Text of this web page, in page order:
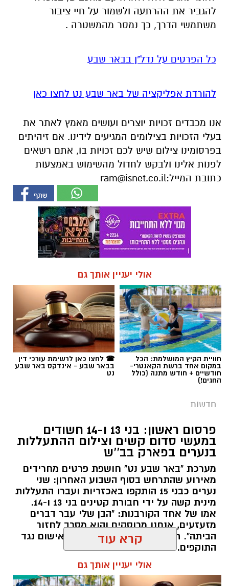
להגביר את ההרתעה ולשמור על חיי ציבור
משתמשי הדרך, כך נמסר מהמשטרה .
כל הפרטים על נדל"ן בבאר שבע
להורדת אפליקציה של באר שבע נט לחצו כאן
אנו מכבדים זכויות יוצרים ועושים מאמץ לאתר את
בעלי הזכויות בצילומים המגיעים לידינו. אם זיהיתים
בפרסומינו צילום שיש לכם זכויות בו, אתם רשאים
לפנות אלינו ולבקש לחדול מהשימוש באמצעות
כתובת המייל:ram@isnet.co.il
אולי יעניין אותך גם
חוויית הקיץ המושלמת: הכל
במקום אחד ברשת הקאנטרי-
חודשיים + חודש מתנה (כולל
החגים!)
☎ לחצו כאן לרשימת עורכי דין
בבאר שבע - אינדקס באר שבע
נט
חדשות
פרסום ראשון: בני 13 ו-14 חשודים
במעשי סדום קשים וצילום ההתעללות
בנערים בפארק בב''ש
מערכת "באר שבע נט" חושפת פרטים מחרידים
מאירוע שהתרחש בסוף השבוע האחרון: שני
נערים כבני 15 הותקפו באכזריות ועברו התעללות
מינית קשה על ידי חבורת קטינים בני 13 ו-14.
אמו של אחד הקורבנות: "הבן שלי עבר דברים
מזעזעים, אנחנו מרוסקים והוא מסרב לחזור
הביתה". תוך ימים ספורים: צפוי כתב אישום נגד
התוקפים.
קרא עוד
אולי יעניין אותך גם